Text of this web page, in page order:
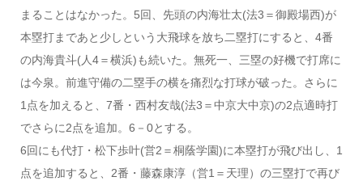
まることはなかった。5回、先頭の内海壮太(法3＝御殿場西)が
本塁打まであと少しという大飛球を放ち二塁打にすると、4番
の内海貴斗(人4＝横浜)も続いた。無死一、三塁の好機で打席に
は今泉。前進守備の二塁手の横を痛烈な打球が破った。さらに
1点を加えると、7番・西村友哉(法3＝中京大中京)の2点適時打
でさらに2点を追加。6－0とする。
6回にも代打・松下歩叶(営2＝桐蔭学園)に本塁打が飛び出し、1
点を追加すると、2番・藤森康淳（営1＝天理）の三塁打で再び